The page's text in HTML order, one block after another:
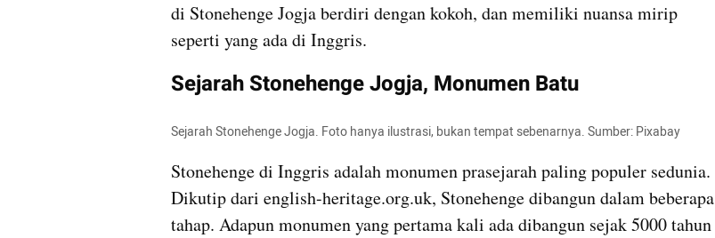
di Stonehenge Jogja berdiri dengan kokoh, dan memiliki nuansa mirip
seperti yang ada di Inggris.
Sejarah Stonehenge Jogja, Monumen Batu
Sejarah Stonehenge Jogja. Foto hanya ilustrasi, bukan tempat sebenarnya. Sumber: Pixabay
Stonehenge di Inggris adalah monumen prasejarah paling populer sedunia.
Dikutip dari english-heritage.org.uk, Stonehenge dibangun dalam beberapa
tahap. Adapun monumen yang pertama kali ada dibangun sejak 5000 tahun